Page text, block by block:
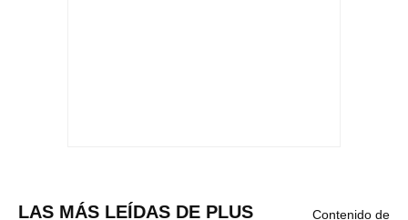
LAS MÁS LEÍDAS DE PLUS
Contenido de